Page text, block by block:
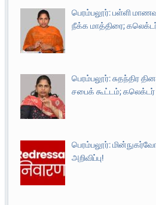
பெரம்பலூர்: பள்ளி மாணவ
நீக்க மாத்திரை;
பெரம்பலூர்: சுதந்திர
சபைக் கூட்டம்;
பெரம்பலூர்:
அறிவிப்பு!